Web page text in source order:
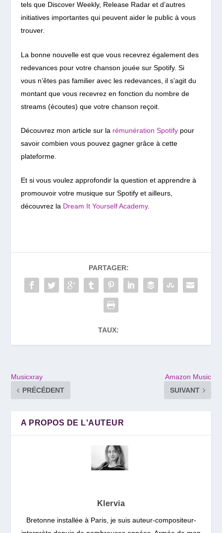
tels que Discover Weekly, Release Radar et d’autres
initiatives importantes qui peuvent aider le public à vous
trouver.
La bonne nouvelle est que vous recevrez également des
redevances pour votre chanson jouée sur Spotify. Si
vous n’êtes pas familier avec les redevances, il s’agit du
montant que vous recevrez en fonction du nombre de
streams (écoutes) que votre chanson reçoit.
Découvrez mon article sur la rémunération Spotify pour
savoir combien vous pouvez gagner grâce à cette
plateforme.
Et si vous voulez approfondir la question et apprendre à
promouvoir votre musique sur Spotify et ailleurs,
découvrez la Dream It Yourself Academy.
PARTAGER:
TAUX:
Musicxray
PRÉCÉDENT
Amazon Music
SUIVANT
A PROPOS DE L'AUTEUR
Klervia
Bretonne installée à Paris, je suis auteur-compositeur-